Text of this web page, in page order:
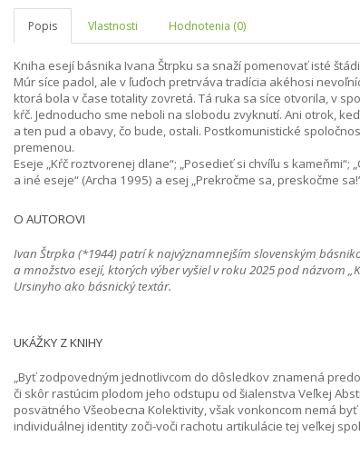
Popis Vlastnosti Hodnotenia (0)
Kniha esejí básnika Ivana Štrpku sa snaží pomenovať isté
Múr síce padol, ale v ľuďoch pretrváva tradícia akéhosi
ktorá bola v čase totality zovretá. Tá ruka sa síce otvorila, v
kŕč. Jednoducho sme neboli na slobodu zvyknutí. Ani otrok,
a ten pud a obavy, čo bude, ostali. Postkomunistické
premenou.
Eseje „Kŕč roztvorenej dlane“; „Posedieť si chvíľu s
a iné eseje“ (Archa 1995) a esej „Prekročme sa, preskočme
O AUTOROVI
Ivan Štrpka (*1944) patrí k najvýznamnejším slovenským
a množstvo esejí, ktorých výber vyšiel v roku 2025 pod názvom
Ursinyho ako básnický textár.
UKÁŽKY Z KNIHY
„Byť zodpovedným jednotlivcom do dôsledkov znamená
či skôr rastúcim plodom jeho odstupu od šialenstva Veľkej
posvätného Všeobecna Kolektivity, však vonkoncom nemá
individuálnej identity zoči-voči rachotu artikulácie tej veľkej